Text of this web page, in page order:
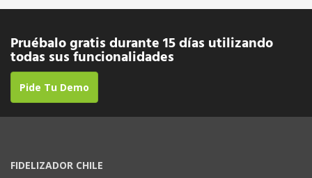
Pruébalo gratis durante 15 días utilizando
todas sus funcionalidades
Pide Tu Demo
FIDELIZADOR CHILE